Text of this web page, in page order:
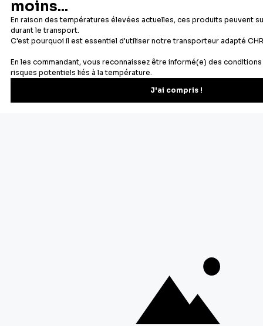
Newsletter
Recevez les recettes, astuces et offres spéciales.